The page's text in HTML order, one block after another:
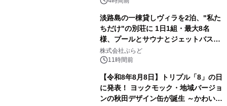
淡路島の一棟貸しヴィラを2泊、"私た
ちだけ"の別荘に 1日1組・最大8名
様、プールとサウナとジェットバス付
きで Villa Mon Temps AWAJIの連泊
素泊りプラン
株式会社ぷらど
11時間前
【令和8年8月8日】トリプル「8」の日
に発表！ ヨックモック・地域バージョ
ンの秋田デザイン缶が誕生 ～かわいい